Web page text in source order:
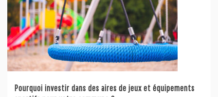
Pourquoi investir dans des aires de jeux et équipements